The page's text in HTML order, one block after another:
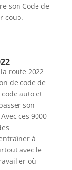
son Code de
coup.
route 2022
de code de
auto et
son
ces 9000
à
avec le
où